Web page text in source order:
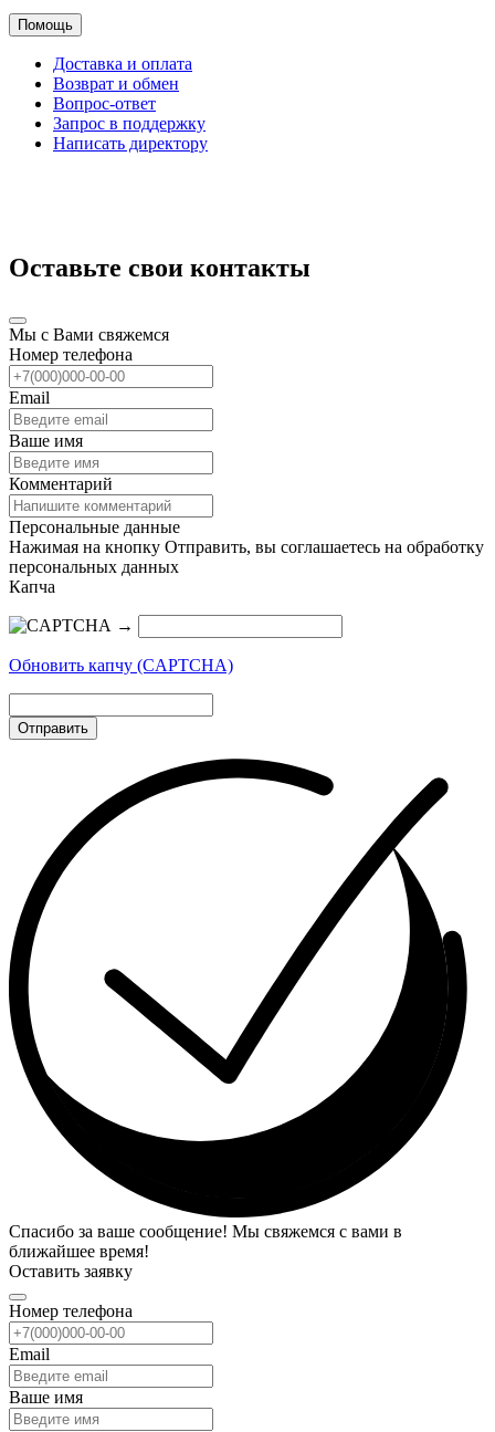
Помощь
Доставка и оплата
Возврат и обмен
Вопрос-ответ
Запрос в поддержку
Написать директору
Оставьте свои контакты
Мы с Вами свяжемся
Номер телефона
Email
Ваше имя
Комментарий
Персональные данные
Нажимая на кнопку Отправить, вы соглашаетесь на обработку
персональных данных
Капча
→
Обновить капчу (CAPTCHA)
Отправить
Спасибо за ваше сообщение! Мы свяжемся с вами в
ближайшее время!
Оставить заявку
Номер телефона
Email
Ваше имя